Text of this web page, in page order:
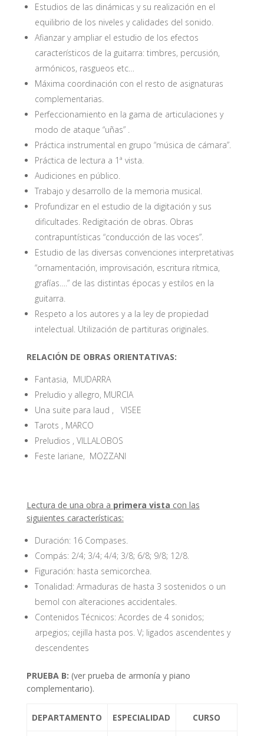
Estudios de las dinámicas y su realización en el
equilibrio de los niveles y calidades del sonido.
Afianzar y ampliar el estudio de los efectos
característicos de la guitarra: timbres, percusión,
armónicos, rasgueos etc…
Máxima coordinación con el resto de asignaturas
complementarias.
Perfeccionamiento en la gama de articulaciones y
modo de ataque “uñas” .
Práctica instrumental en grupo “música de cámara”.
Práctica de lectura a 1ª vista.
Audiciones en público.
Trabajo y desarrollo de la memoria musical.
Profundizar en el estudio de la digitación y sus
dificultades. Redigitación de obras. Obras
contrapuntísticas “conducción de las voces”.
Estudio de las diversas convenciones interpretativas
“ornamentación, improvisación, escritura rítmica,
grafías….” de las distintas épocas y estilos en la
guitarra.
Respeto a los autores y a la ley de propiedad
intelectual. Utilización de partituras originales.
RELACIÓN DE OBRAS ORIENTATIVAS:
Fantasia, MUDARRA
Preludio y allegro, MURCIA
Una suite para laud , VISEE
Tarots , MARCO
Preludios , VILLALOBOS
Feste lariane, MOZZANI
Lectura de una obra a primera vista con las
siguientes características:
Duración: 16 Compases.
Compás: 2/4; 3/4; 4/4; 3/8; 6/8; 9/8; 12/8.
Figuración: hasta semicorchea.
Tonalidad: Armaduras de hasta 3 sostenidos o un
bemol con alteraciones accidentales.
Contenidos Técnicos: Acordes de 4 sonidos;
arpegios; cejilla hasta pos. V; ligados ascendentes y
descendentes
PRUEBA B: (ver prueba de armonía y piano
complementario).
DEPARTAMENTO ESPECIALIDAD CURSO